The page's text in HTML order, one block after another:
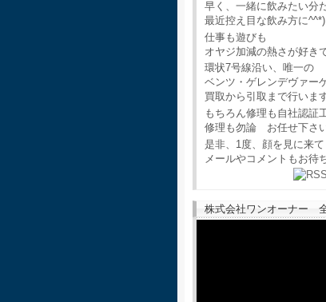
早く、一緒に飲みたい分
最近控え目な飲み方に^^*)
仕事も遊びも
オヤジ加減の熱さが好き
環状7号線沿い、唯一の
ベンツ・ゲレンデヴァー
買取から引取まで行います
もちろん修理も自社認証
修理も勿論 お任せ下さい
是非、1度、顔を見に来て
メールやコメントもお待
株式会社ワンオーナー